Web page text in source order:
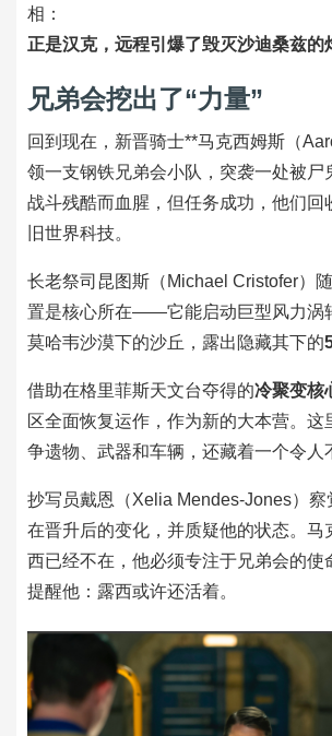
相：
正是汉克，远程引爆了毁灭沙迪桑兹的
兄弟会挖出了“力量”
回到现在，新晋骑士**马克西姆斯（
领一支钢铁兄弟会小队，突袭一处被尸
战斗残酷而血腥，但任务成功，他们回
旧世界科技。
长老祭司昆图斯（Michael Cristofer）
置是核心所在——它能启动巨型风力涡
莫哈韦沙漠下的沙丘，露出隐藏其下的
借助在格里菲斯天文台夺得的冷聚变核
区全面恢复运作，作为新的大本营。这
争遗物、武器和车辆，还藏着一个令人
抄写员戴恩（Xelia Mendes-Jones）察
在晋升后的变化，并质疑他的状态。马
西已经不在，他必须专注于兄弟会的使
提醒他：露西或许还活着。